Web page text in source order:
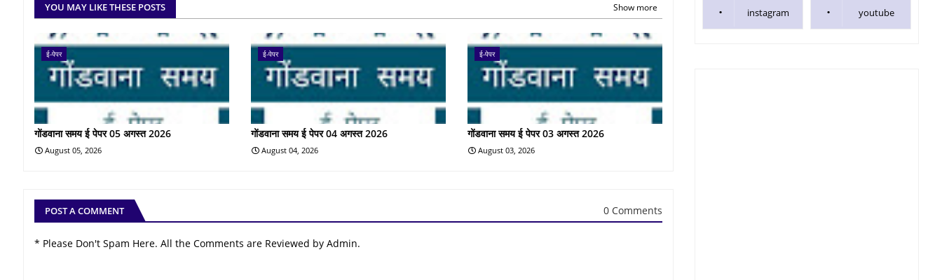
YOU MAY LIKE THESE POSTS Show more
ई-पेपर
गोंडवाना समय ई पेपर 05 अगस्त 2026
August 05, 2026
ई-पेपर
गोंडवाना समय ई पेपर 04 अगस्त 2026
August 04, 2026
ई-पेपर
गोंडवाना समय ई पेपर 03 अगस्त 2026
August 03, 2026
POST A COMMENT 0 Comments
* Please Don't Spam Here. All the Comments are Reviewed by Admin.
instagram youtube